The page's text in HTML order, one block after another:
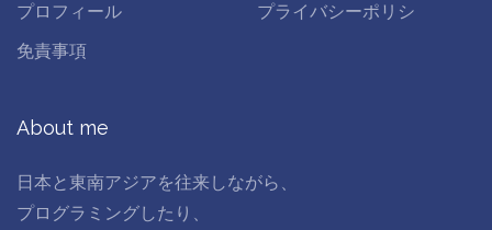
プロフィール
プライバシーポリシ
免責事項
About me
日本と東南アジアを往来しながら、
プログラミングしたり、